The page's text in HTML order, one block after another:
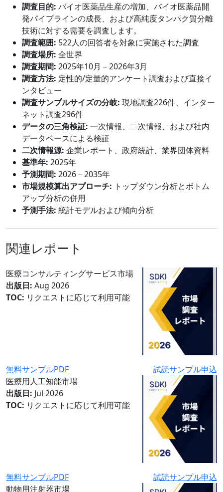
調査目的: バイオ医薬品生産の増加、バイオ医薬品開
発パイプラインの成長、および高純度タンパク質分離
技術に対する需要を調査します。
調査範囲: 522人の回答者を対象に実施された調査
調査場所: 全世界
調査期間: 2025年10月 – 2026年3月
調査方法: 定性的/定量的アンケート調査および直接イ
ンタビュー
調査サンプルサイズの分岐: 現地調査226件、インター
ネット調査296件
データの三角検証: 一次情報、二次情報、および社内
データベースによる検証
二次情報源: 企業レポート、政府統計、業界団体資料
基準年: 2025年
予測期間: 2026－2035年
市場規模算出アプローチ: トップダウン分析とボトム
アップ分析の併用
予測手法: 統計モデルおよび傾向分析
関連レポート
医療コンサルティングサービス市場
出版日: Aug 2026
TOC: リクエストに応じて利用可能
無料サンプルPDF
試読サンプル申込
医療用人工知能市場
出版日: Jul 2026
TOC: リクエストに応じて利用可能
無料サンプルPDF
試読サンプル申込
動物用注射器市場